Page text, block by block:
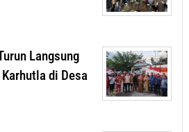
Langsung
di Desa